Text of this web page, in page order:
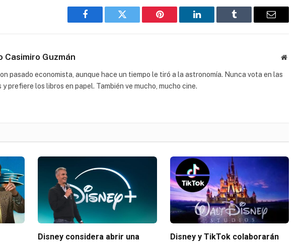
Facebook Twitter Pinterest LinkedIn Tumblr Email
Casimiro Guzmán Website
pasado economista, aunque hace un tiempo le tiró a la astronomía. Nunca vota en las
prefiere los libros en papel. También ve mucho, mucho cine.
Disney considera abrir una
Disney y TikTok colaborarán